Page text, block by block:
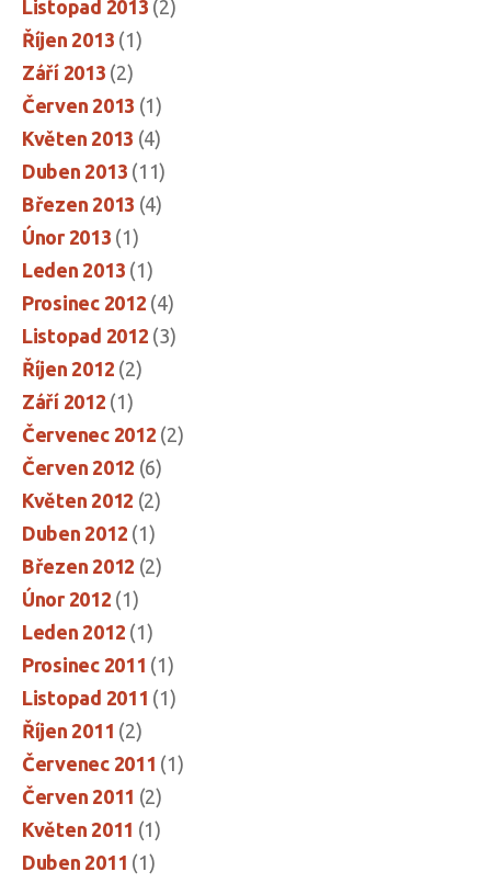
Listopad 2013 (2)
Říjen 2013 (1)
Září 2013 (2)
Červen 2013 (1)
Květen 2013 (4)
Duben 2013 (11)
Březen 2013 (4)
Únor 2013 (1)
Leden 2013 (1)
Prosinec 2012 (4)
Listopad 2012 (3)
Říjen 2012 (2)
Září 2012 (1)
Červenec 2012 (2)
Červen 2012 (6)
Květen 2012 (2)
Duben 2012 (1)
Březen 2012 (2)
Únor 2012 (1)
Leden 2012 (1)
Prosinec 2011 (1)
Listopad 2011 (1)
Říjen 2011 (2)
Červenec 2011 (1)
Červen 2011 (2)
Květen 2011 (1)
Duben 2011 (1)